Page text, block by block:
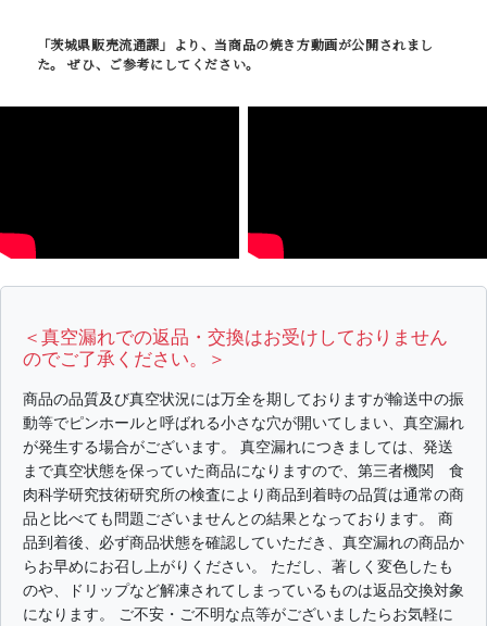
「茨城県販売流通課」より、当商品の焼き方動画が公開されまし
た。 ぜひ、ご参考にしてください。
＜真空漏れでの返品・交換はお受けしておりません
のでご了承ください。＞
商品の品質及び真空状況には万全を期しておりますが輸送中の振
動等でピンホールと呼ばれる小さな穴が開いてしまい、真空漏れ
が発生する場合がございます。 真空漏れにつきましては、発送
まで真空状態を保っていた商品になりますので、第三者機関 食
肉科学研究技術研究所の検査により商品到着時の品質は通常の商
品と比べても問題ございませんとの結果となっております。 商
品到着後、必ず商品状態を確認していただき、真空漏れの商品か
らお早めにお召し上がりください。 ただし、著しく変色したも
のや、ドリップなど解凍されてしまっているものは返品交換対象
になります。 ご不安・ご不明な点等がございましたらお気軽に